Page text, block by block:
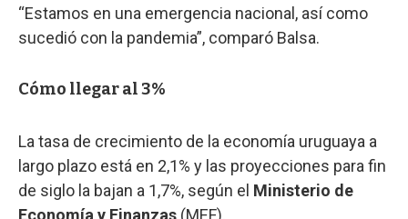
“Estamos en una emergencia nacional, así como
sucedió con la pandemia”, comparó Balsa.
Cómo llegar al 3%
La tasa de crecimiento de la economía uruguaya a
largo plazo está en 2,1% y las proyecciones para fin
de siglo la bajan a 1,7%, según el Ministerio de
Economía y Finanzas (MEF).